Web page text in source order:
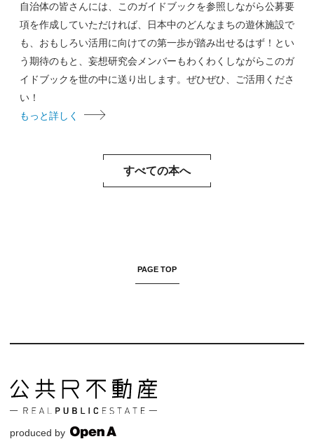
自治体の皆さんには、このガイドブックを参照しながら公募要
項を作成していただければ、日本中のどんなまちの遊休施設で
も、おもしろい活用に向けての第一歩が踏み出せるはず！とい
う期待のもと、妄想研究会メンバーもわくわくしながらこのガ
イドブックを世の中に送り出します。ぜひぜひ、ご活用くださ
い！
もっと詳しく
すべての本へ
PAGE TOP
produced by